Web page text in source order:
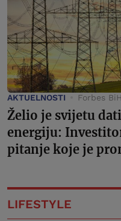
AKTUELNOSTI Forbes BiH
Želio je svijetu
energiju:
pitanje koje je
LIFESTYLE